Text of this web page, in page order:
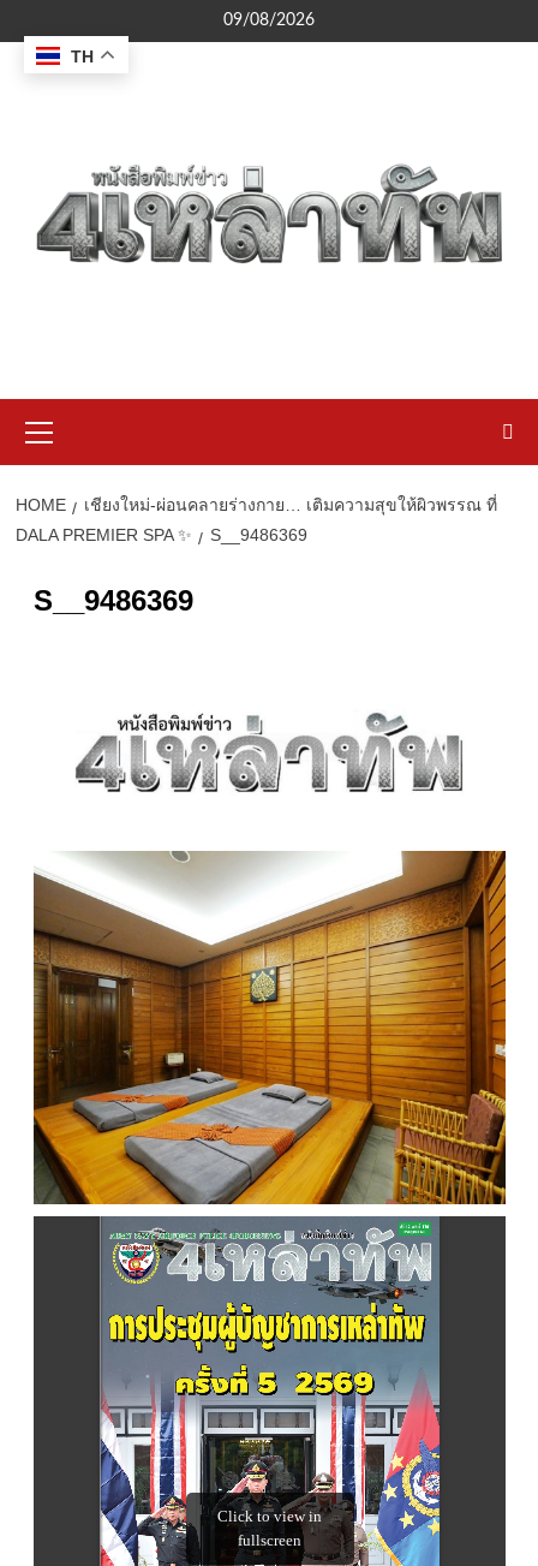
to
content
09/08/2026
Menu
HOME
เชียงใหม่-ผ่อนคลายร่างกาย… เติมความสุขให้ผิวพรรณ ที่
DALA PREMIER SPA ✨
S__9486369
S__9486369
TH